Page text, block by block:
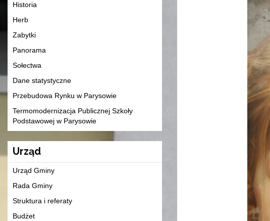
Historia
Herb
Zabytki
Panorama
Sołectwa
Dane statystyczne
Przebudowa Rynku w Parysowie
Termomodernizacja Publicznej Szkoły
Podstawowej w Parysowie
Urząd
Urząd Gminy
Rada Gminy
Struktura i referaty
Budżet